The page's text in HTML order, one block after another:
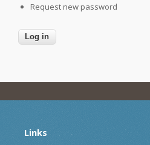
Request new password
Links